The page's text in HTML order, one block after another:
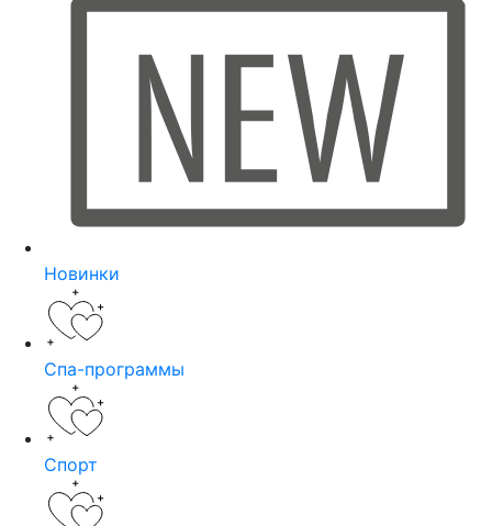
Новинки
Спа-программы
Спорт